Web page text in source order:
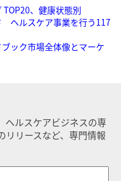
、健康状態別
ヘルスケア事業を行う117
ック市場全体像とマーケ
ヘルスケアビジネスの専
リリースなど、専門情報